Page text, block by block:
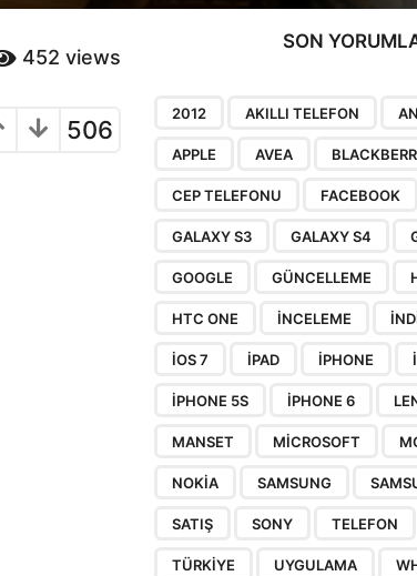
452 views
506
SON
2012 AKILLI TELEFON
APPLE AVEA
CEP TELEFONU FACEBOOK
GALAXY S3 GALAXY S4
GOOGLE GÜNCELLEME
HTC ONE INCELEME
IOS 7 IPAD IPHONE
IPHONE 5S IPHONE 6
MANSET MICROSOFT
NOKIA SAMSUNG
SATIŞ SONY TELEFON
TÜRKIYE UYGULAMA